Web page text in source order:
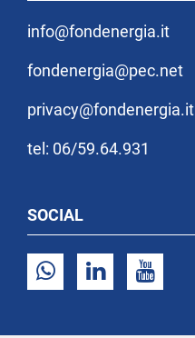
info@fondenergia.it
fondenergia@pec.net
privacy@fondenergia.it
tel: 06/59.64.931
SOCIAL